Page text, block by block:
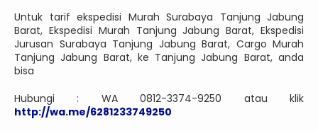
Untuk tarif ekspedisi Murah Surabaya Tanjung Jabung
Barat, Ekspedisi Murah Tanjung Jabung Barat, Ekspedisi
Jurusan Surabaya Tanjung Jabung Barat, Cargo Murah
Tanjung Jabung Barat, ke Tanjung Jabung Barat, anda
bisa
Hubungi : WA 0812-3374-9250 atau klik
http://wa.me/6281233749250